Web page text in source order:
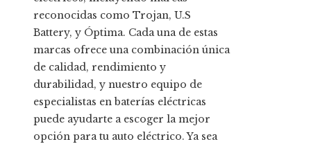
reconocidas como Trojan, U.S
Battery, y Óptima. Cada una de estas
marcas ofrece una combinación única
de calidad, rendimiento y
durabilidad, y nuestro equipo de
especialistas en baterías eléctricas
puede ayudarte a escoger la mejor
opción para tu auto eléctrico. Ya sea